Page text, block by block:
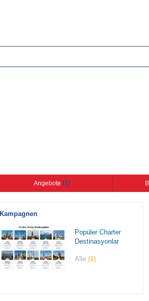
Angebote(1)
Kampagnen
Popüler Charter
Destinasyonlar
Alle(1)